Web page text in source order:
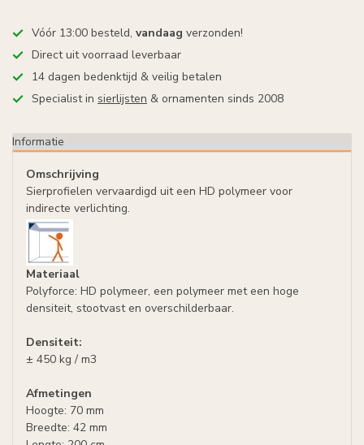
Vóór 13:00 besteld, vandaag verzonden!
Direct uit voorraad leverbaar
14 dagen bedenktijd & veilig betalen
Specialist in sierlijsten & ornamenten sinds 2008
Informatie
Omschrijving
Sierprofielen vervaardigd uit een HD polymeer voor
indirecte verlichting.
Materiaal
Polyforce: HD polymeer, een polymeer met een hoge
densiteit, stootvast en overschilderbaar.
Densiteit:
± 450 kg / m3
Afmetingen
Hoogte: 70 mm
Breedte: 42 mm